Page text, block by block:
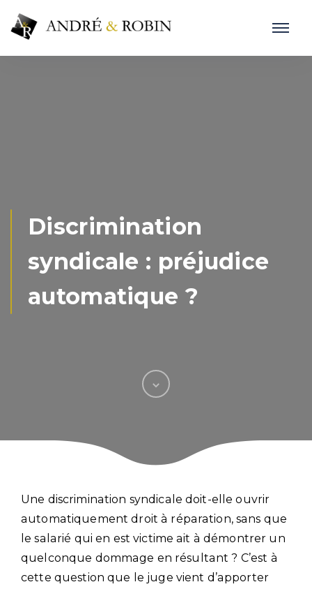
Discrimination
syndicale : préjudice
automatique ?
Une discrimination syndicale doit-elle ouvrir
automatiquement droit à réparation, sans que
le salarié qui en est victime ait à démontrer un
quelconque dommage en résultant ? C’est à
cette question que le juge vient d’apporter